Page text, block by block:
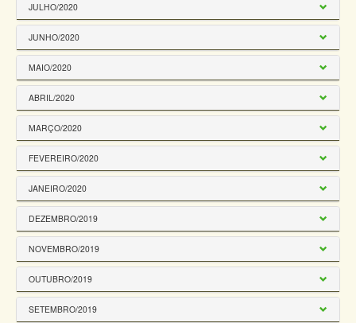
JULHO/2020
JUNHO/2020
MAIO/2020
ABRIL/2020
MARÇO/2020
FEVEREIRO/2020
JANEIRO/2020
DEZEMBRO/2019
NOVEMBRO/2019
OUTUBRO/2019
SETEMBRO/2019